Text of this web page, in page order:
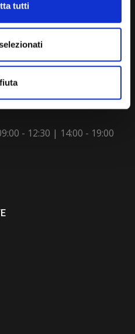
tutti
(CO) 22100
- 12:30 | 14:00 - 19:00